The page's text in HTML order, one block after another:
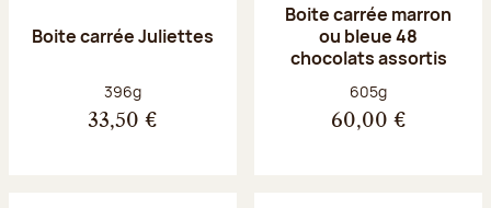
Boite carrée Juliettes
Poids net :
396g
33,50 €
Boite carrée marron
ou bleue 48
chocolats assortis
Poids net :
605g
60,00 €